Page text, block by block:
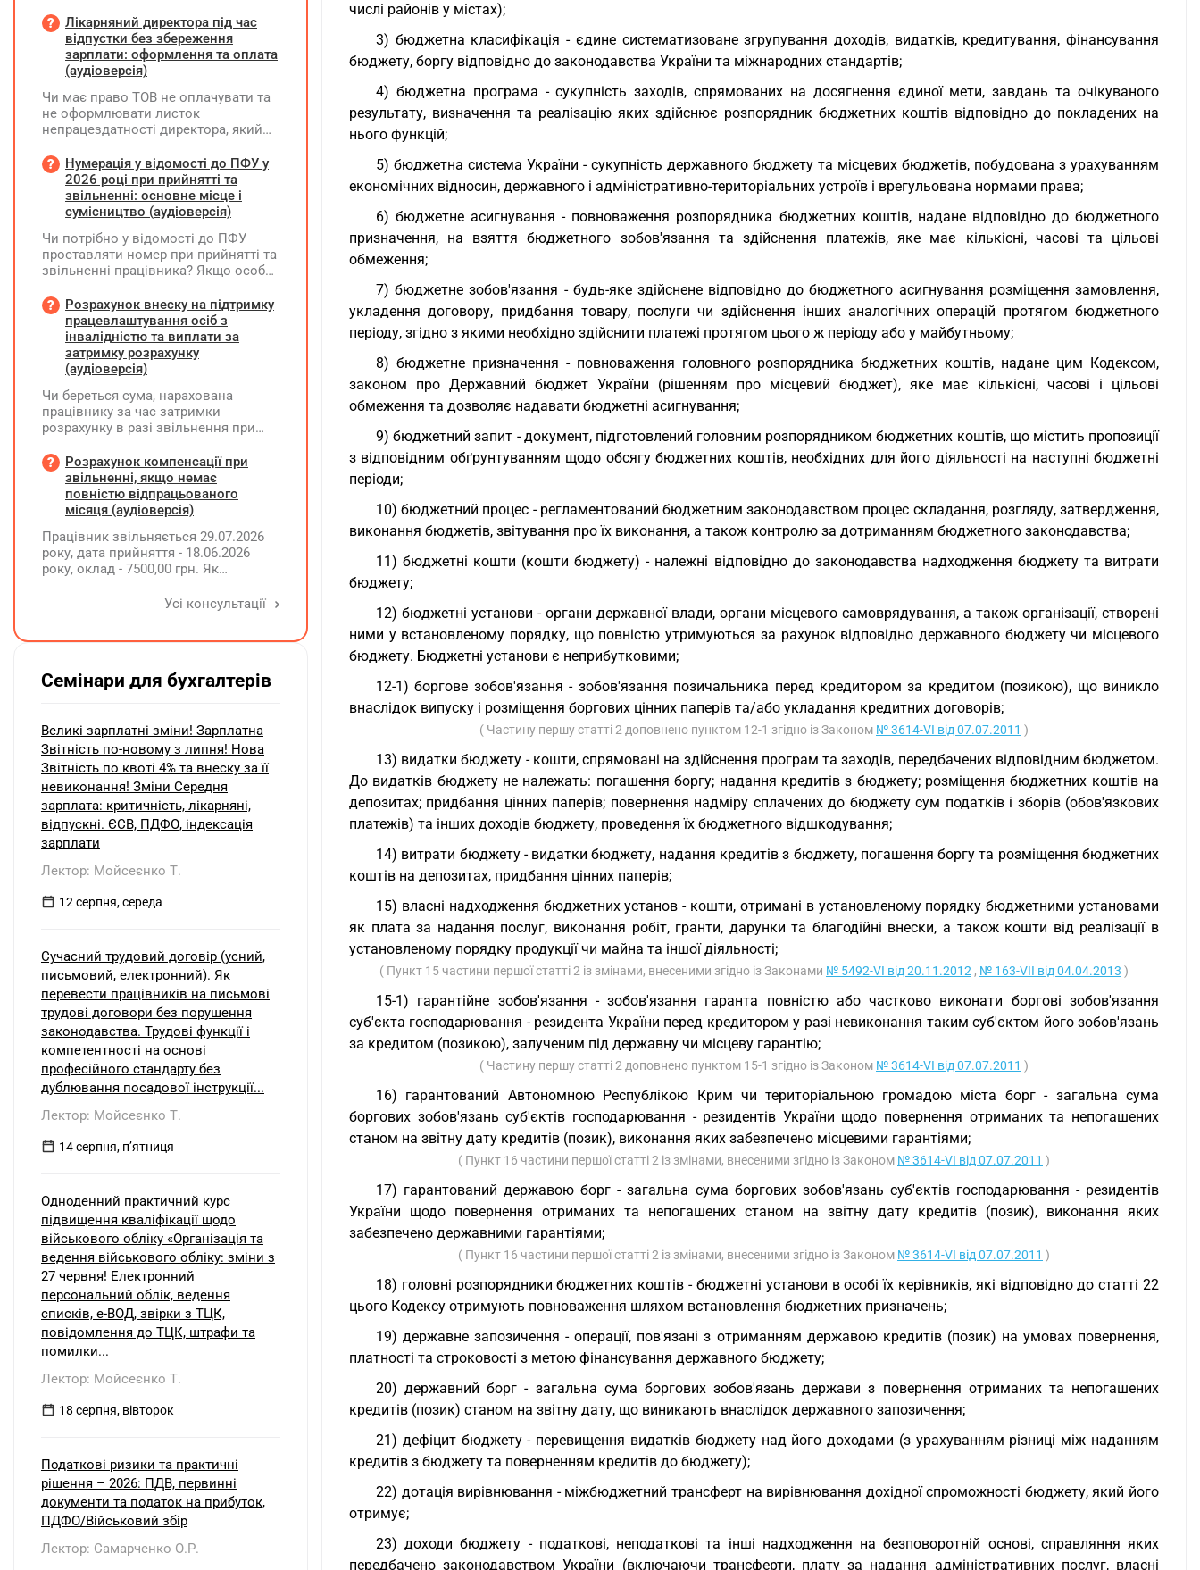
числі районів у містах);
3) бюджетна класифікація - єдине систематизоване згрупування доходів, видатків, кредитування, фінансування
бюджету, боргу відповідно до законодавства України та міжнародних стандартів;
4) бюджетна програма - сукупність заходів, спрямованих на досягнення єдиної мети, завдань та очікуваного
результату, визначення та реалізацію яких здійснює розпорядник бюджетних коштів відповідно до покладених на
нього функцій;
5) бюджетна система України - сукупність державного бюджету та місцевих бюджетів, побудована з урахуванням
економічних відносин, державного і адміністративно-територіальних устроїв і врегульована нормами права;
6) бюджетне асигнування - повноваження розпорядника бюджетних коштів, надане відповідно до бюджетного
призначення, на взяття бюджетного зобов'язання та здійснення платежів, яке має кількісні, часові та цільові
обмеження;
7) бюджетне зобов'язання - будь-яке здійснене відповідно до бюджетного асигнування розміщення замовлення,
укладення договору, придбання товару, послуги чи здійснення інших аналогічних операцій протягом бюджетного
періоду, згідно з якими необхідно здійснити платежі протягом цього ж періоду або у майбутньому;
8) бюджетне призначення - повноваження головного розпорядника бюджетних коштів, надане цим Кодексом,
законом про Державний бюджет України (рішенням про місцевий бюджет), яке має кількісні, часові і цільові
обмеження та дозволяє надавати бюджетні асигнування;
9) бюджетний запит - документ, підготовлений головним розпорядником бюджетних коштів, що містить пропозиції
з відповідним обґрунтуванням щодо обсягу бюджетних коштів, необхідних для його діяльності на наступні бюджетні
періоди;
10) бюджетний процес - регламентований бюджетним законодавством процес складання, розгляду, затвердження,
виконання бюджетів, звітування про їх виконання, а також контролю за дотриманням бюджетного законодавства;
11) бюджетні кошти (кошти бюджету) - належні відповідно до законодавства надходження бюджету та витрати
бюджету;
12) бюджетні установи - органи державної влади, органи місцевого самоврядування, а також організації, створені
ними у встановленому порядку, що повністю утримуються за рахунок відповідно державного бюджету чи місцевого
бюджету. Бюджетні установи є неприбутковими;
12-1) боргове зобов'язання - зобов'язання позичальника перед кредитором за кредитом (позикою), що виникло
внаслідок випуску і розміщення боргових цінних паперів та/або укладання кредитних договорів;
( Частину першу статті 2 доповнено пунктом 12-1 згідно із Законом № 3614-VI від 07.07.2011 )
13) видатки бюджету - кошти, спрямовані на здійснення програм та заходів, передбачених відповідним бюджетом.
До видатків бюджету не належать: погашення боргу; надання кредитів з бюджету; розміщення бюджетних коштів на
депозитах; придбання цінних паперів; повернення надміру сплачених до бюджету сум податків і зборів (обов'язкових
платежів) та інших доходів бюджету, проведення їх бюджетного відшкодування;
14) витрати бюджету - видатки бюджету, надання кредитів з бюджету, погашення боргу та розміщення бюджетних
коштів на депозитах, придбання цінних паперів;
15) власні надходження бюджетних установ - кошти, отримані в установленому порядку бюджетними установами
як плата за надання послуг, виконання робіт, гранти, дарунки та благодійні внески, а також кошти від реалізації в
установленому порядку продукції чи майна та іншої діяльності;
( Пункт 15 частини першої статті 2 із змінами, внесеними згідно із Законами № 5492-VI від 20.11.2012 , № 163-VII від 04.04.2013 )
15-1) гарантійне зобов'язання - зобов'язання гаранта повністю або частково виконати боргові зобов'язання
суб'єкта господарювання - резидента України перед кредитором у разі невиконання таким суб'єктом його зобов'язань
за кредитом (позикою), залученим під державну чи місцеву гарантію;
( Частину першу статті 2 доповнено пунктом 15-1 згідно із Законом № 3614-VI від 07.07.2011 )
16) гарантований Автономною Республікою Крим чи територіальною громадою міста борг - загальна сума
боргових зобов'язань суб'єктів господарювання - резидентів України щодо повернення отриманих та непогашених
станом на звітну дату кредитів (позик), виконання яких забезпечено місцевими гарантіями;
( Пункт 16 частини першої статті 2 із змінами, внесеними згідно із Законом № 3614-VI від 07.07.2011 )
17) гарантований державою борг - загальна сума боргових зобов'язань суб'єктів господарювання - резидентів
України щодо повернення отриманих та непогашених станом на звітну дату кредитів (позик), виконання яких
забезпечено державними гарантіями;
( Пункт 16 частини першої статті 2 із змінами, внесеними згідно із Законом № 3614-VI від 07.07.2011 )
18) головні розпорядники бюджетних коштів - бюджетні установи в особі їх керівників, які відповідно до статті 22
цього Кодексу отримують повноваження шляхом встановлення бюджетних призначень;
19) державне запозичення - операції, пов'язані з отриманням державою кредитів (позик) на умовах повернення,
платності та строковості з метою фінансування державного бюджету;
20) державний борг - загальна сума боргових зобов'язань держави з повернення отриманих та непогашених
кредитів (позик) станом на звітну дату, що виникають внаслідок державного запозичення;
21) дефіцит бюджету - перевищення видатків бюджету над його доходами (з урахуванням різниці між наданням
кредитів з бюджету та поверненням кредитів до бюджету);
22) дотація вирівнювання - міжбюджетний трансферт на вирівнювання дохідної спроможності бюджету, який його
отримує;
23) доходи бюджету - податкові, неподаткові та інші надходження на безповоротній основі, справляння яких
передбачено законодавством України (включаючи трансферти, плату за надання адміністративних послуг, власні
на інших умовах, передбачених
законодавством, Додаток Д1/
Додаток ФІЗ-Д1 за відповідний
період не подається
Лікарняний директора під час
відпустки без збереження
зарплати: оформлення та оплата
(аудіоверсія)
Чи має право ТОВ не оплачувати та
не оформлювати листок
непрацездатності директора, який
збереження заробітної плати під час
призупинення діяльності
підприємства?
Нумерація у відомості до ПФУ у
2026 році при прийнятті та
звільненні: основне місце і
сумісництво (аудіоверсія)
Чи потрібно у відомості до ПФУ
проставляти номер при прийнятті та
звільненні працівника? Якщо особа
місцем роботи та за сумісництвом,
чи рахується це як два роботодавці?
Розрахунок внеску на підтримку
працевлаштування осіб з
інвалідністю та виплати за
затримку розрахунку
(аудіоверсія)
Чи береться сума, нарахована
працівнику за час затримки
розрахунку в разі звільнення при
заробітної плати (винагороди), для
розрахунку внеску на підтримку
працевлаштування осіб з
інвалідністю?
Розрахунок компенсації при
звільненні, якщо немає
повністю відпрацьованого
місяця (аудіоверсія)
Працівник звільняється 29.07.2026
року, дата прийняття - 18.06.2026
року, оклад - 7500,00 грн. Як
невикористаних днів відпустки при
Усі консультації
Семінари для бухгалтерів
Великі зарплатні зміни! Зарплатна
Звітність по-новому з липня! Нова
Звітність по квоті 4% та внеску за її
невиконання! Зміни Середня
зарплата: критичність, лікарняні,
відпускні. ЄСВ, ПДФО, індексація
зарплати
Лектор: Мойсеєнко Т.
12 серпня, середа
Сучасний трудовий договір (усний,
письмовий, електронний). Як
перевести працівників на письмові
трудові договори без порушення
законодавства. Трудові функції і
компетентності на основі
професійного стандарту без
дублювання посадової інструкції...
Лектор: Мойсеєнко Т.
14 серпня, пʼятниця
Одноденний практичний курс
підвищення кваліфікації щодо
військового обліку «Організація та
ведення військового обліку: зміни з
27 червня! Електронний
персональний облік, ведення
списків, е-ВОД, звірки з ТЦК,
повідомлення до ТЦК, штрафи та
помилки...
Лектор: Мойсеєнко Т.
18 серпня, вівторок
Податкові ризики та практичні
рішення – 2026: ПДВ, первинні
документи та податок на прибуток,
ПДФО/Військовий збір
Лектор: Самарченко О.Р.